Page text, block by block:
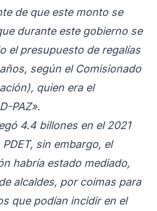
de que este monto se
durante este gobierno se
el presupuesto de regalías
según el Comisionado
quien era el
PAZ».
4.4 billones en el 2021
sin embargo, el
habría estado mediado,
alcaldes, por coimas para
que podían incidir en el